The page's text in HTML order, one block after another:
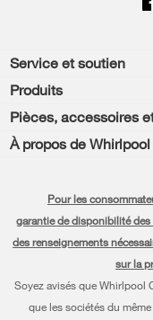
Footer
Service et soutien
Aide relative aux produits
Planifier une installation
Planifier une réparation
Renseignements relatifs à la
Programmes de service
Produits
Laveuses et sécheuses
Appareils de cuisson
Lave-vaisselle et nettoyage
Filtres à eau
Pièces, accessoires
Accessoires
Programme d’abonnement
À propos de Whirlpool
Communiquez avec nous
À propos de nous
Pour les
garantie de disponibilité des
des renseignements
sur la
Soyez avisés que Whirlpool
que les sociétés du